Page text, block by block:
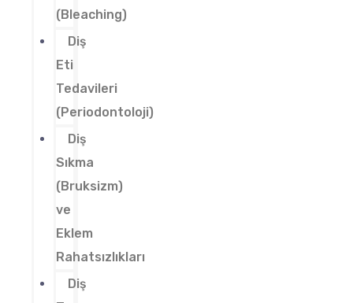
(Bleaching)
Diş
Eti
Tedavileri
(Periodontoloji)
Diş
Sıkma
(Bruksizm)
ve
Eklem
Rahatsızlıkları
Diş